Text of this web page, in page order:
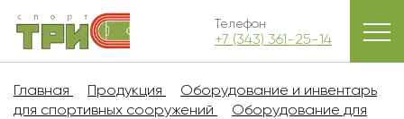
Телефон
+7 (343) 361-25-14
Главная Продукция
Оборудование и инвентарь
для спортивных сооружений
Оборудование для